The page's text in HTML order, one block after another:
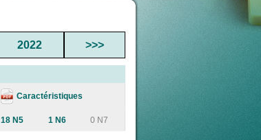
2022 >>>
Caractéristiques
18 N5 1 N6 0 N7